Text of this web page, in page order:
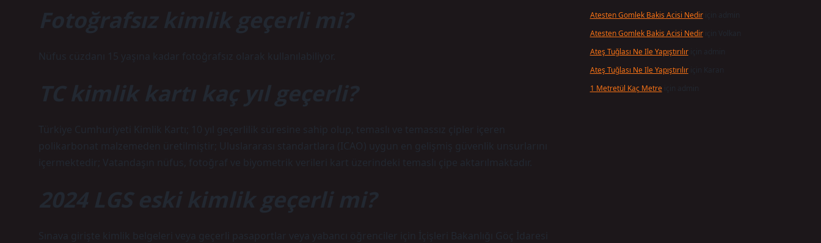
Fotoğrafsız kimlik geçerli mi?
Nüfus cüzdanı 15 yaşına kadar fotoğrafsız olarak kullanılabiliyor.
TC kimlik kartı kaç yıl geçerli?
Türkiye Cumhuriyeti Kimlik Kartı; 10 yıl geçerlilik süresine sahip olup, temaslı ve temassız çipler içeren
polikarbonat malzemeden üretilmiştir; Uluslararası standartlara (ICAO) uygun en gelişmiş güvenlik unsurlarını
içermektedir; Vatandaşın nüfus, fotoğraf ve biyometrik verileri kart üzerindeki temaslı çipe aktarılmaktadır.
2024 LGS eski kimlik geçerli mi?
Sınava girişte kimlik belgeleri veya geçerli pasaportlar veya yabancı öğrenciler için İçişleri Bakanlığı Göç İdaresi
Atesten Gomlek Bakis Acisi Nediriçin
Atesten Gomlek Bakis Acisi Nediriçin
Ateş Tuğlası Ne Ile Yapıştırılıriçin
Ateş Tuğlası Ne Ile Yapıştırılıriçin
1 Metretül Kaç Metreiçin